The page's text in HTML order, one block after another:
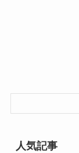
人気記事